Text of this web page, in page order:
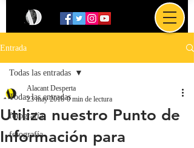
Entrada
Todas las entradas
fotografía
fotografía
Todas las entradas
Utiliza nuestro Punto de
Información para
Alacant Desperta
23 may 2018 0 min de lectura